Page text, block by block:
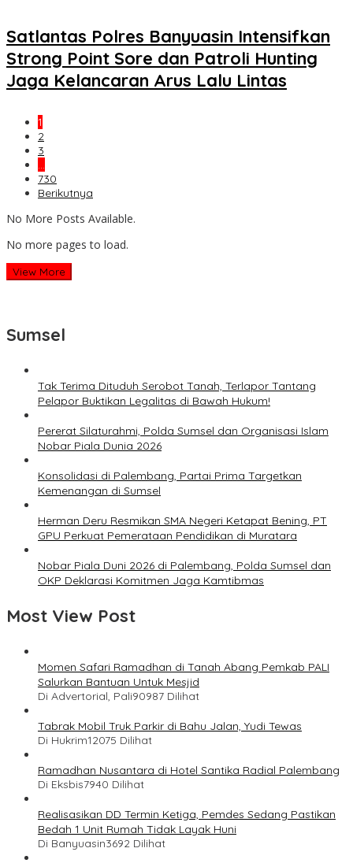
Satlantas Polres Banyuasin Intensifkan
Strong Point Sore dan Patroli Hunting
Jaga Kelancaran Arus Lalu Lintas
1
2
3
…
730
Berikutnya
No More Posts Available.
No more pages to load.
View More
Sumsel
Tak Terima Dituduh Serobot Tanah, Terlapor Tantang
Pelapor Buktikan Legalitas di Bawah Hukum!
Pererat Silaturahmi, Polda Sumsel dan Organisasi Islam
Nobar Piala Dunia 2026
Konsolidasi di Palembang, Partai Prima Targetkan
Kemenangan di Sumsel
Herman Deru Resmikan SMA Negeri Ketapat Bening, PT
GPU Perkuat Pemerataan Pendidikan di Muratara
Nobar Piala Duni 2026 di Palembang, Polda Sumsel dan
OKP Deklarasi Komitmen Jaga Kamtibmas
Most View Post
Momen Safari Ramadhan di Tanah Abang Pemkab PALI
Salurkan Bantuan Untuk Mesjid
Di Advertorial, Pali90987 Dilihat
Tabrak Mobil Truk Parkir di Bahu Jalan, Yudi Tewas
Di Hukrim12075 Dilihat
Ramadhan Nusantara di Hotel Santika Radial Palembang
Di Eksbis7940 Dilihat
Realisasikan DD Termin Ketiga, Pemdes Sedang Pastikan
Bedah 1 Unit Rumah Tidak Layak Huni
Di Banyuasin3692 Dilihat